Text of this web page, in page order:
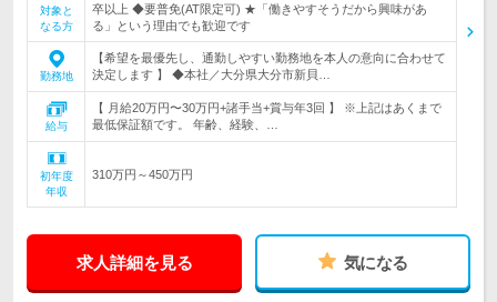
対象と
なる方
卒以上 ◆要普免(AT限定可) ★「働きやすそうだから興味があ
る」という理由でも歓迎です
勤務地
【希望を最優先し、通勤しやすい勤務地を本人の意向に合わせて
決定します 】 ◆本社／大分県大分市新貝…
給与
【 月給20万円〜30万円+諸手当+賞与年3回 】 ※上記はあくまで
最低保証額です。 年齢、経験、…
初年度
年収
310万円～450万円
求人詳細を見る 気になる